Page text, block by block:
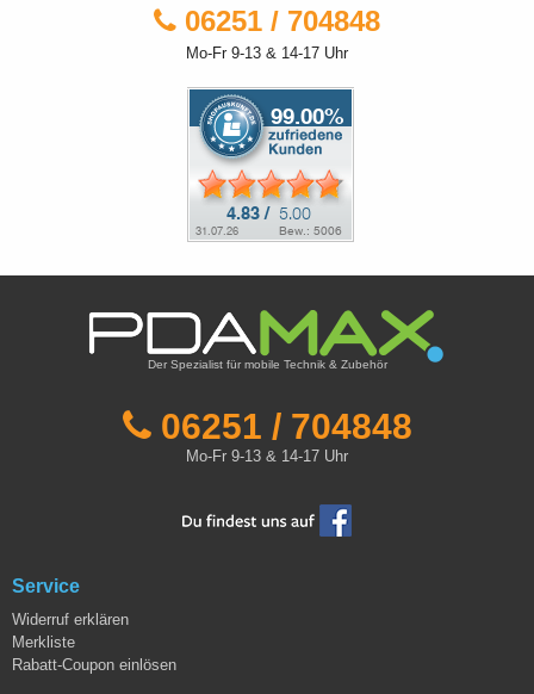
06251 / 704848
Mo-Fr 9-13 & 14-17 Uhr
Der Spezialist für mobile Technik & Zubehör
06251 / 704848
Mo-Fr 9-13 & 14-17 Uhr
Service
Widerruf erklären
Merkliste
Rabatt-Coupon einlösen